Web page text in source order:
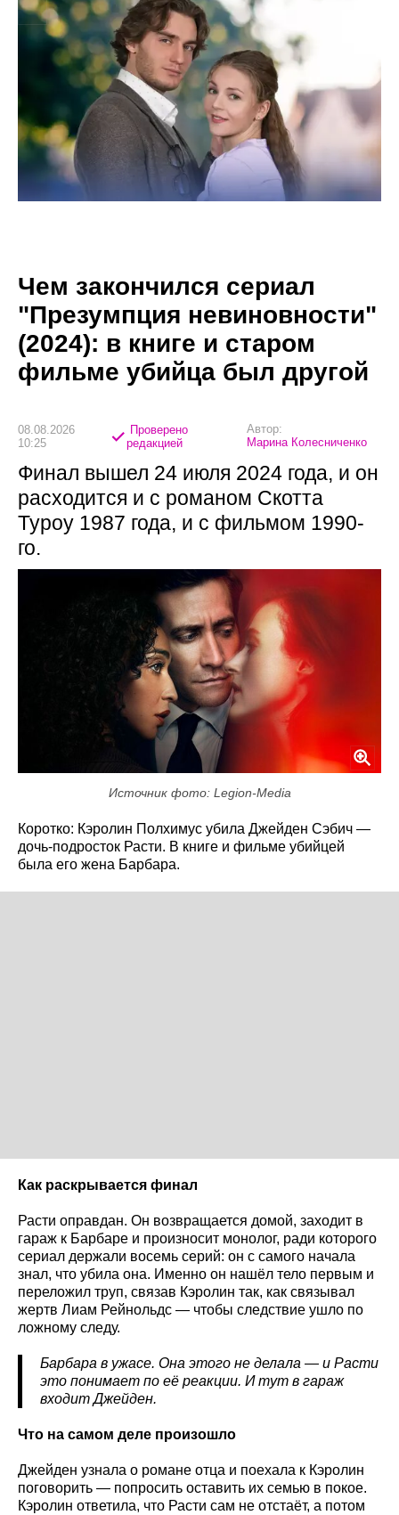
Чем закончился сериал
"Презумпция невиновности"
(2024): в книге и старом
фильме убийца был другой
08.08.2026
10:25
Проверено
редакцией
Автор:
Марина Колесниченко
Финал вышел 24 июля 2024 года, и он
расходится и с романом Скотта
Туроу 1987 года, и с фильмом 1990-
го.
Источник фото: Legion-Media
Коротко: Кэролин Полхимус убила Джейден Сэбич —
дочь-подросток Расти. В книге и фильме убийцей
была его жена Барбара.
Как раскрывается финал
Расти оправдан. Он возвращается домой, заходит в
гараж к Барбаре и произносит монолог, ради которого
сериал держали восемь серий: он с самого начала
знал, что убила она. Именно он нашёл тело первым и
переложил труп, связав Кэролин так, как связывал
жертв Лиам Рейнольдс — чтобы следствие ушло по
ложному следу.
Барбара в ужасе. Она этого не делала — и Расти
это понимает по её реакции. И тут в гараж
входит Джейден.
Что на самом деле произошло
Джейден узнала о романе отца и поехала к Кэролин
поговорить — попросить оставить их семью в покое.
Кэролин ответила, что Расти сам не отстаёт, а потом